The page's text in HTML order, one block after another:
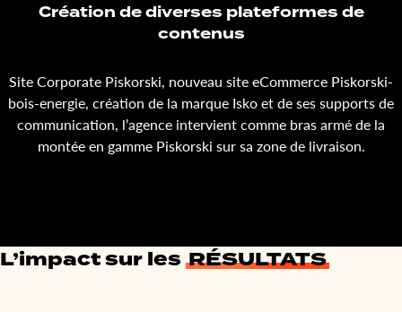
Création de diverses plateformes de
contenus
Site Corporate Piskorski, nouveau site eCommerce Piskorski-
bois-energie, création de la marque Isko et de ses supports de
communication, l’agence intervient comme bras armé de la
montée en gamme Piskorski sur sa zone de livraison.
L’impact sur les RÉSULTATS